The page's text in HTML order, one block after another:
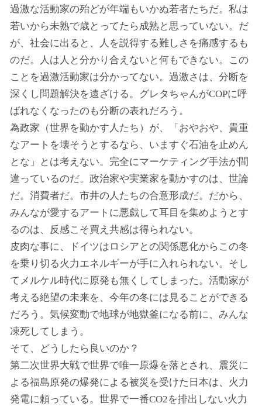
過激な活動家の殆どが年端もいかぬ若者たちだ。私は
若いから未熟で歳とってたら成熟と思っていない。だ
が、社会に出ると、人を説得する難しさを痛感するも
のだ。人は人と分かり合えないと何もできない。この
ことを過激活動家は分かってない。過激さは、分断を
深くし問題解決を遠ざける。グレタちゃんがCOPに呼
ばれなくなったのも分断の表れだろう。
為政家（世界を動かす人たち）が、「おやおや、貴重
なアートを壊そうとするなら、いますぐ石油を止めん
とな」とは考えない。完全にマーケティング手法が間
違っているのだ。政治家や実業家を動かすのは、世論
だ。消費者だ。市井の人たちの合意形成だ。だから、
みんなが愛するアートに悪戯して耳目を集めようとす
るのは、反感こそ買え共感は得られない。
皮肉な事に、ドイツはロシアとの関係悪化からこの冬
を乗り切る火力エネルギーが手に入れられない。そし
てメルケル時代に原発も無くしてしまった。活動家が
考える絶望の未来を、今年の冬には見ることができる
だろう。気候変動で地球が地獄釜になる前に、みんな
凍死してしまう。
そて、どうしたら良いのか？
第二次世界大戦で世界で唯一原爆を落とされ、震災に
よる福島原発の爆発による被災を受けた日本は、火力
発電に頼っている。世界で一番CO2を排出しない火力